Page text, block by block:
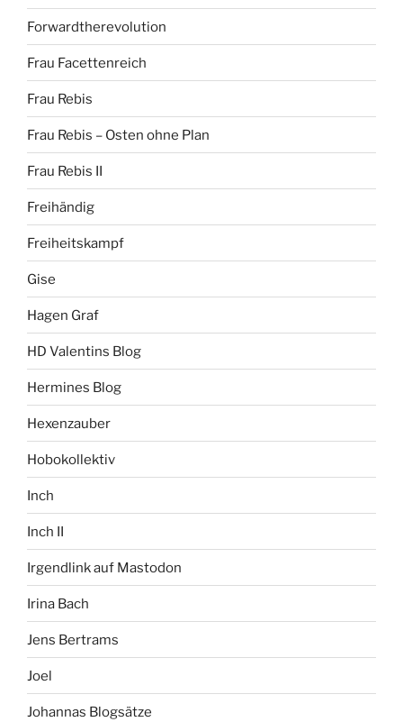
Forwardtherevolution
Frau Facettenreich
Frau Rebis
Frau Rebis – Osten ohne Plan
Frau Rebis II
Freihändig
Freiheitskampf
Gise
Hagen Graf
HD Valentins Blog
Hermines Blog
Hexenzauber
Hobokollektiv
Inch
Inch II
Irgendlink auf Mastodon
Irina Bach
Jens Bertrams
Joel
Johannas Blogsätze